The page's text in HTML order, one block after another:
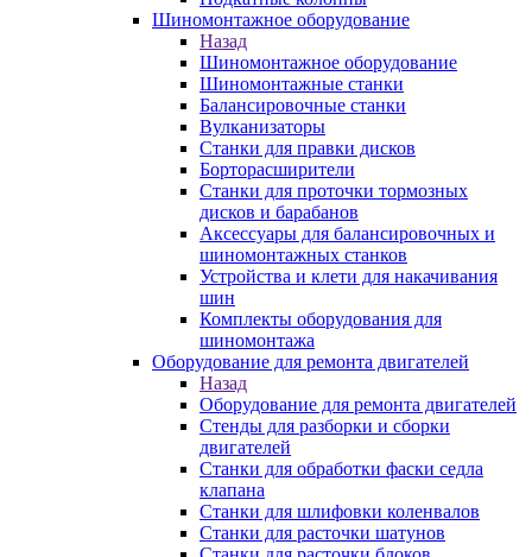
Шиномонтажное оборудование
Назад
Шиномонтажное оборудование
Шиномонтажные станки
Балансировочные станки
Вулканизаторы
Станки для правки дисков
Борторасширители
Станки для проточки тормозных
дисков и барабанов
Аксессуары для балансировочных и
шиномонтажных станков
Устройства и клети для накачивания
шин
Комплекты оборудования для
шиномонтажа
Оборудование для ремонта двигателей
Назад
Оборудование для ремонта двигателей
Стенды для разборки и сборки
двигателей
Станки для обработки фаски седла
клапана
Станки для шлифовки коленвалов
Станки для расточки шатунов